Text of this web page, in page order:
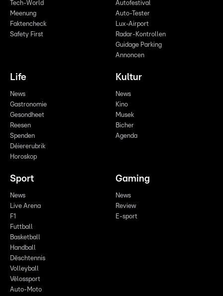
Tech-World
Meenung
Faktencheck
Safety First
Autofestival
Auto-Tester
Lux-Airport
Radar-Kontrollen
Guidage Parking
Annoncen
Life
News
Gastronomie
Gesondheet
Reesen
Spenden
Déiererubrik
Horoskop
Kultur
News
Kino
Musek
Bicher
Agenda
Sport
News
Live Arena
F1
Futtball
Basketball
Handball
Dëschtennis
Volleyball
Vëlossport
Auto-Moto
Gaming
News
Review
E-sport